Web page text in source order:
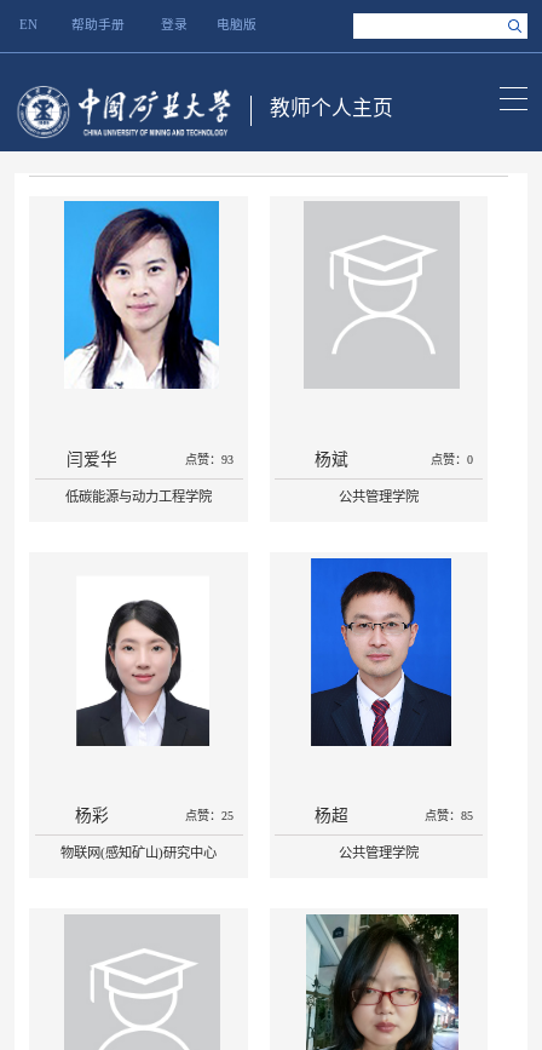
EN 帮助手册 登录 电脑版
教师个人主页
闫爱华 点赞：93
低碳能源与动力工程学院
杨斌 点赞：0
公共管理学院
杨彩 点赞：25
物联网(感知矿山)研究中心
杨超 点赞：85
公共管理学院